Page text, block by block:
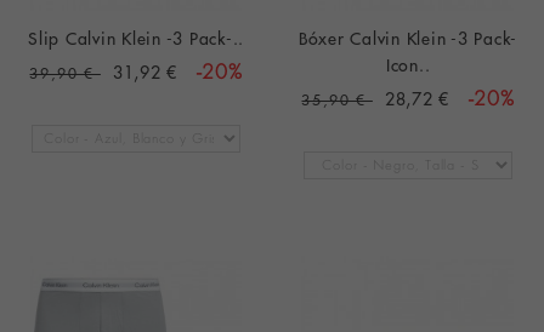
Slip Calvin Klein -3 Pack-..
39,90 € 31,92 € -20%
Bóxer Calvin Klein -3 Pack-
Icon..
35,90 € 28,72 € -20%